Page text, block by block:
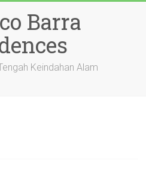
Barra
Keindahan Alam